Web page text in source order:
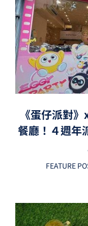
《蛋仔派對
餐廳！４週年
FEATURE